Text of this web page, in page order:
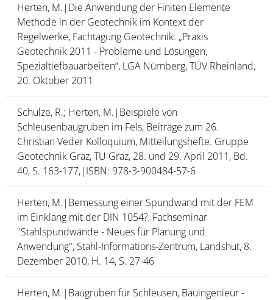
Herten, M.|Die Anwendung der Finiten Elemente
Methode in der Geotechnik im Kontext der
Regelwerke, Fachtagung Geotechnik: „Praxis
Geotechnik 2011 - Probleme und Lösungen,
Spezialtiefbauarbeiten“, LGA Nürnberg, TÜV Rheinland,
20. Oktober 2011
Schulze, R.; Herten, M.|Beispiele von
Schleusenbaugruben im Fels, Beiträge zum 26.
Christian Veder Kolloquium, Mitteilungshefte. Gruppe
Geotechnik Graz, TU Graz, 28. und 29. April 2011, Bd.
40, S. 163-177,|ISBN: 978-3-900484-57-6
Herten, M.|Bemessung einer Spundwand mit der FEM
im Einklang mit der DIN 1054?, Fachseminar
"Stahlspundwände - Neues für Planung und
Anwendung", Stahl-Informations-Zentrum, Landshut, 8.
Dezember 2010, H. 14, S. 27-46
Herten, M.|Baugruben für Schleusen, Bauingenieur -